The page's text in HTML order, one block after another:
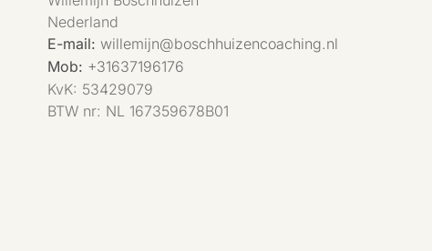
Nederland
E-mail: willemijn@boschhuizencoaching.nl
Mob: +31637196176
KvK: 53429079
BTW nr: NL 167359678B01